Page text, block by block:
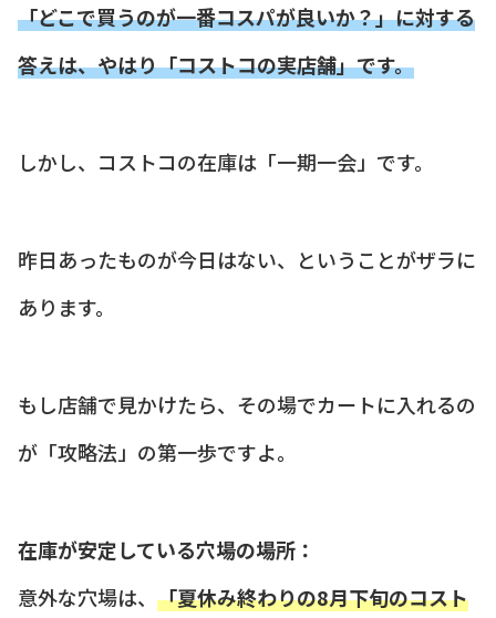
「どこで買うのが一番コスパが良いか？」に対する
答えは、やはり「コストコの実店舗」です。
しかし、コストコの在庫は「一期一会」です。
昨日あったものが今日はない、ということがザラに
あります。
もし店舗で見かけたら、その場でカートに入れるの
が「攻略法」の第一歩ですよ。
在庫が安定している穴場の場所：
意外な穴場は、 「夏休み終わりの8月下旬のコスト